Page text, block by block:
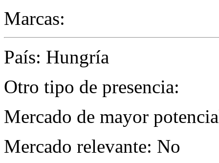
Marcas:
País: Hungría
Otro tipo de presencia:
Mercado de mayor
Mercado relevante: No